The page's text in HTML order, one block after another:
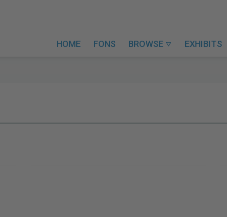
HOME FONS BROWSE  EXHIBITS